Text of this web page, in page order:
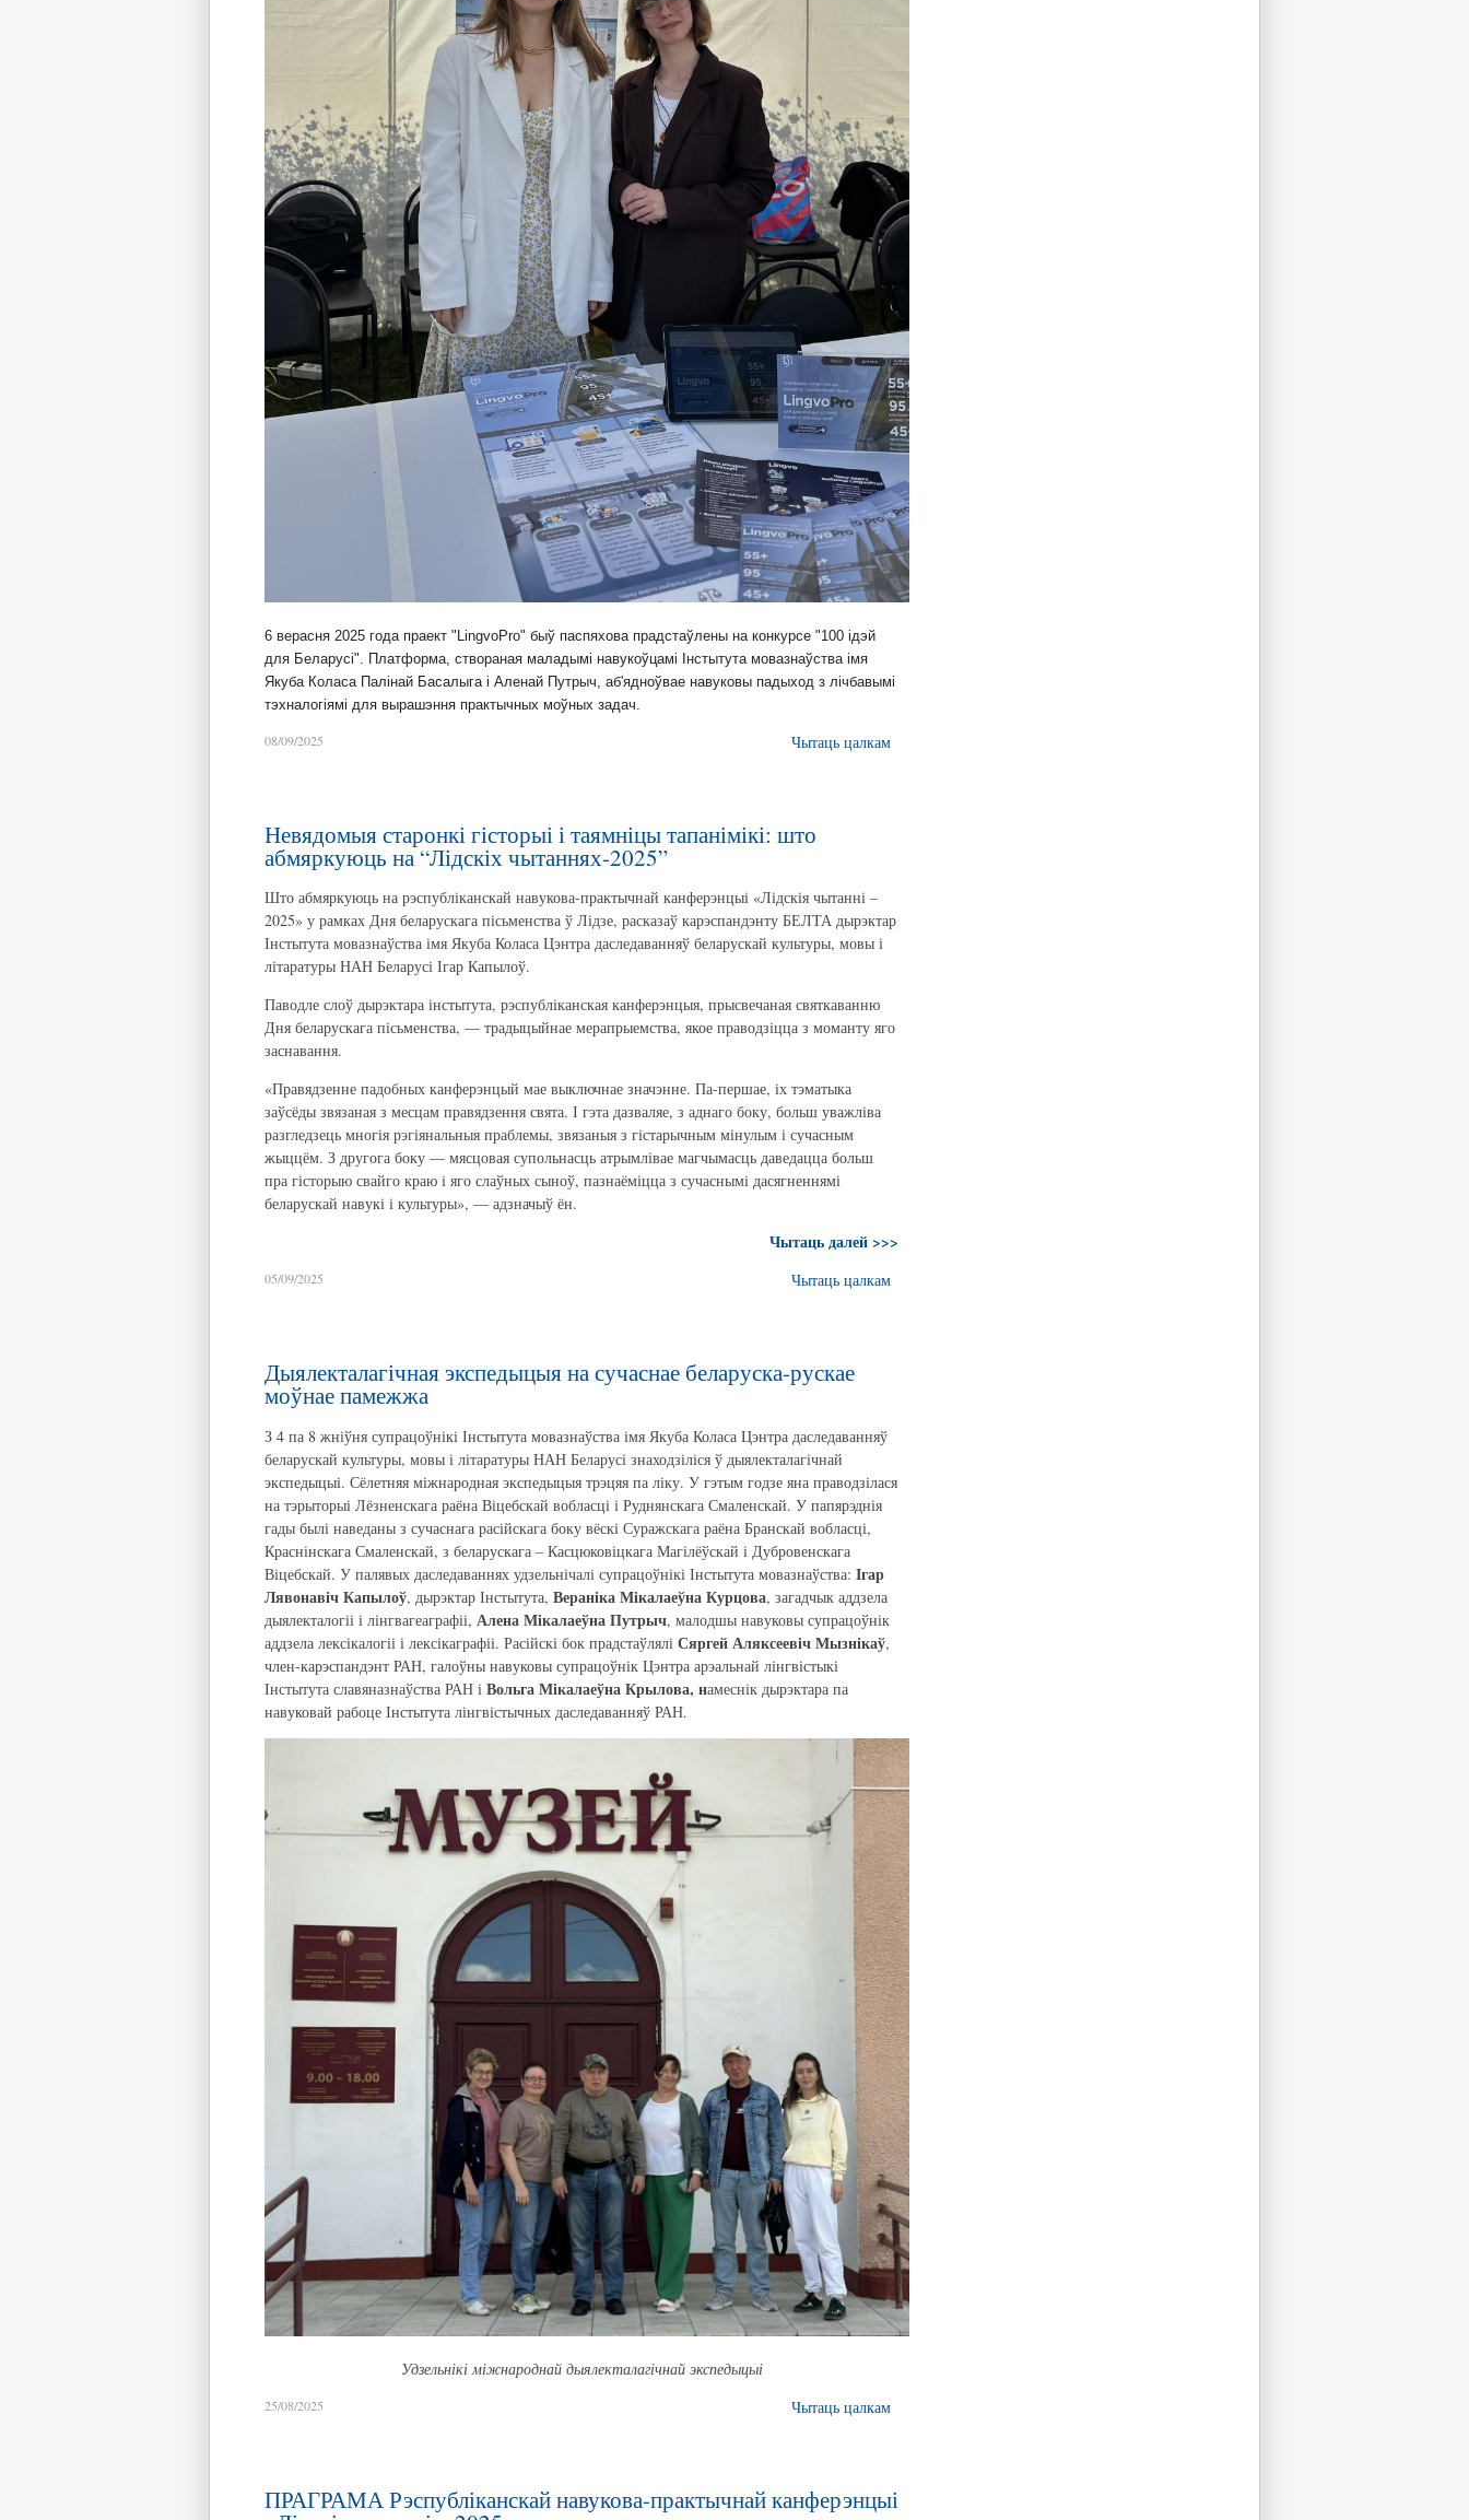
6 верасня 2025 года праект "LingvoPro" быў паспяхова прадстаўлены на конкурсе "100 ідэй
для Беларусі". Платформа, створаная маладымі навукоўцамі Інстытута мовазнаўства імя
Якуба Коласа Палінай Басалыга і Аленай Путрыч, аб'ядноўвае навуковы падыход з лічбавымі
тэхналогіямі для вырашэння практычных моўных задач.
08/09/2025 Чытаць цалкам
Невядомыя старонкі гісторыі і таямніцы тапанімікі: што
абмяркуюць на “Лідскіх чытаннях-2025”
Што абмяркуюць на рэспубліканскай навукова-практычнай канферэнцыі «Лідскія чытанні –
2025» у рамках Дня беларускага пісьменства ў Лідзе, расказаў карэспандэнту БЕЛТА дырэктар
Інстытута мовазнаўства імя Якуба Коласа Цэнтра даследаванняў беларускай культуры, мовы і
літаратуры НАН Беларусі Ігар Капылоў.
Паводле слоў дырэктара інстытута, рэспубліканская канферэнцыя, прысвечаная святкаванню
Дня беларускага пісьменства, — традыцыйнае мерапрыемства, якое праводзіцца з моманту яго
заснавання.
«Правядзенне падобных канферэнцый мае выключнае значэнне. Па-першае, іх тэматыка
заўсёды звязаная з месцам правядзення свята. І гэта дазваляе, з аднаго боку, больш уважліва
разгледзець многія рэгіянальныя праблемы, звязаныя з гістарычным мінулым і сучасным
жыццём. З другога боку — мясцовая супольнасць атрымлівае магчымасць даведацца больш
пра гісторыю свайго краю і яго слаўных сыноў, пазнаёміцца з сучаснымі дасягненнямі
беларускай навукі і культуры», — адзначыў ён.
Чытаць далей >>>
05/09/2025 Чытаць цалкам
Дыялекталагічная экспедыцыя на сучаснае беларуска-рускае
моўнае памежжа
З 4 па 8 жніўня супрацоўнікі Інстытута мовазнаўства імя Якуба Коласа Цэнтра даследаванняў
беларускай культуры, мовы і літаратуры НАН Беларусі знаходзіліся ў дыялекталагічнай
экспедыцыі. Сёлетняя міжнародная экспедыцыя трэцяя па ліку. У гэтым годзе яна праводзілася
на тэрыторыі Лёзненскага раёна Віцебскай вобласці і Руднянскага Смаленскай. У папярэднія
гады былі наведаны з сучаснага расійскага боку вёскі Суражскага раёна Бранскай вобласці,
Краснінскага Смаленскай, з беларускага – Касцюковіцкага Магілёўскай і Дубровенскага
Віцебскай. У палявых даследаваннях удзельнічалі супрацоўнікі Інстытута мовазнаўства: Ігар
Лявонавіч Капылоў, дырэктар Інстытута, Вераніка Мікалаеўна Курцова, загадчык аддзела
дыялекталогіі і лінгвагеаграфіі, Алена Мікалаеўна Путрыч, малодшы навуковы супрацоўнік
аддзела лексікалогіі і лексікаграфіі. Расійскі бок прадстаўлялі Сяргей Аляксеевіч Мызнікаў,
член-карэспандэнт РАН, галоўны навуковы супрацоўнік Цэнтра арэальнай лінгвістыкі
Інстытута славяназнаўства РАН і Вольга Мікалаеўна Крылова, намеснік дырэктара па
навуковай рабоце Інстытута лінгвістычных даследаванняў РАН.
Удзельнікі міжнароднай дыялекталагічнай экспедыцыі
25/08/2025 Чытаць цалкам
ПРАГРАМА Рэспубліканскай навукова-практычнай канферэнцыі